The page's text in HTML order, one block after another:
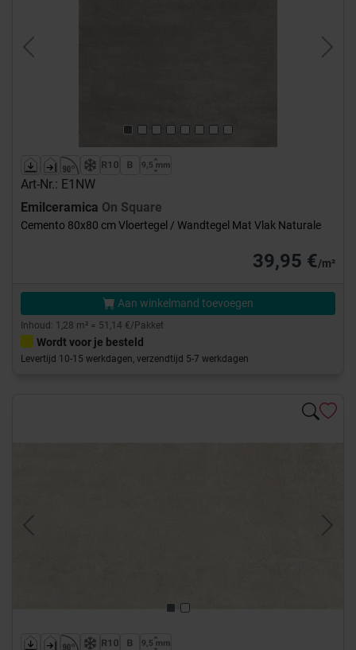
Previous Next
Art-Nr.: E1NW
Emilceramica On Square
Cemento 80x80 cm Vloertegel / Wandtegel Mat Vlak Naturale
39,95 €/m²
Aan winkelmand toevoegen
Inhoud: 1,28 m² = 51,14 €/Pakket
Wordt voor je besteld
Levertijd 10-15 werkdagen, verzendtijd 5-7 werkdagen
Previous Next